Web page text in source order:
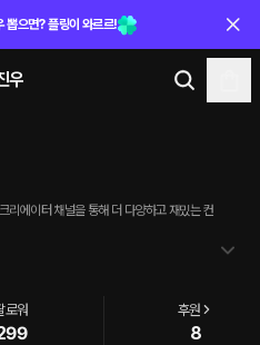
뽑으면? 플링이 와르르!
우
리에이터 채널을 통해 더 다양하고 재밌는 컨
로워 후원
8